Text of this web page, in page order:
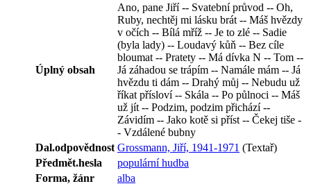
Úplný obsah
Ano, pane Jiří -- Svatební průvod -- Oh,
Ruby, nechtěj mi lásku brát -- Máš hvězdy
v očích -- Bílá mříž -- Je to zlé -- Sadie
(byla lady) -- Loudavý kůň -- Bez cíle
bloumat -- Pratety -- Má dívka N -- Tom --
Já záhadou se trápím -- Namále mám -- Já
hvězdu ti dám -- Drahý můj -- Nebudu už
říkat přísloví -- Skála -- Po půlnoci -- Máš
už jít -- Podzim, podzim přichází --
Závidím -- Jako kotě si příst -- Čekej tiše -
- Vzdálené bubny
Dal.odpovědnost Grossmann, Jiří, 1941-1971 (Textař)
Předmět.hesla
populární hudba
Forma, žánr
alba